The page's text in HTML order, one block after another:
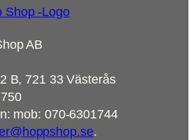
AB
B, 721 33 Västerås
mob: 070-6301744
.